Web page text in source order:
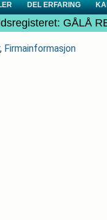
DEL ERFARING
GÅLÅ
, Firmainformasjon